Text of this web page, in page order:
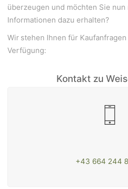
überzeugen und möchten Sie
Informationen dazu erhalten?
Wir stehen Ihnen für
Verfügung:
Kontakt zu
+43 664 244